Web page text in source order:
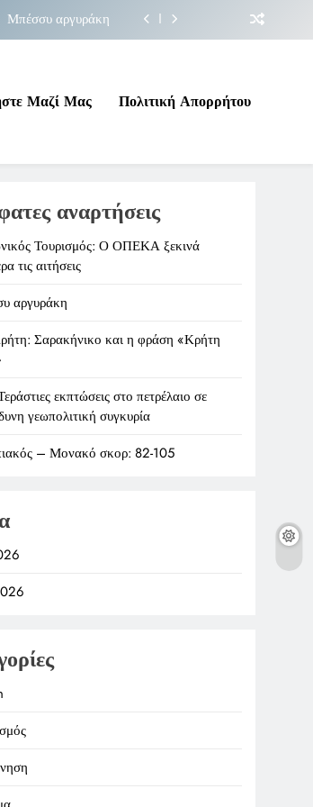
Μπέσσυ αργυράκη
συγκυρία
Μπέσσυ αργυράκη
«Κρήτη ΟΦΗ»
συγκυρία
Μαζί Μας Πολιτική Απορρήτου
αναρτήσεις
Τουρισμός: Ο ΟΠΕΚΑ ξεκινά
τις αιτήσεις
αργυράκη
Σαρακήνικο και η φράση «Κρήτη
εκπτώσεις στο πετρέλαιο σε
γεωπολιτική συγκυρία
– Μονακό σκορ: 82-105